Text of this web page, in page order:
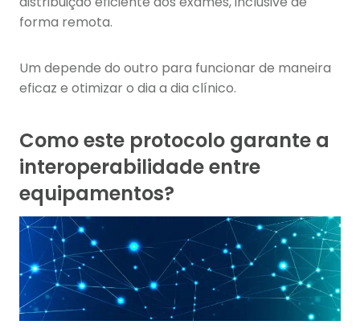
forma remota.
Um depende do outro para funcionar de maneira
eficaz e otimizar o dia a dia clínico.
Como este protocolo garante a
interoperabilidade entre
equipamentos?